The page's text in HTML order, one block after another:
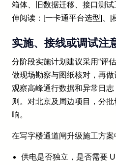
箱体、旧数据迁移、接口测
伸阅读：[一卡通平台选型]、[
实施、接线或调试注
分阶段实施计划建议采用“评
做现场勘察与图纸核对，再
观察高峰通行数据和异常日
则。对北京及周边项目，分
响。
在写字楼通道闸升级施工方案
供电是否独立，是否需要